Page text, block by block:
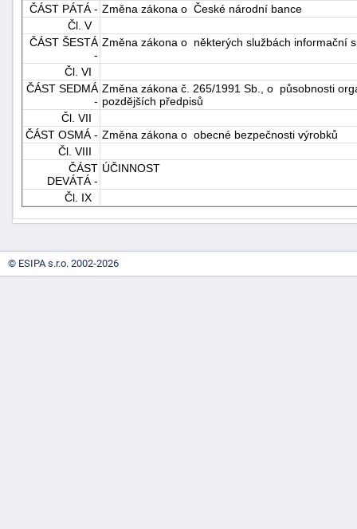
ČÁST PÁTÁ - Změna zákona o České národní bance
Čl. V
ČÁST ŠESTÁ
-
Změna zákona o některých službách informační
Čl. VI
ČÁST SEDMÁ
-
Změna zákona č. 265/1991 Sb., o působnosti
pozdějších předpisů
Čl. VII
ČÁST OSMÁ - Změna zákona o obecné bezpečnosti výrobků
Čl. VIII
ČÁST
DEVÁTÁ -
ÚČINNOST
Čl. IX
náhrady
© ESIPA s.r.o. 2002-2026